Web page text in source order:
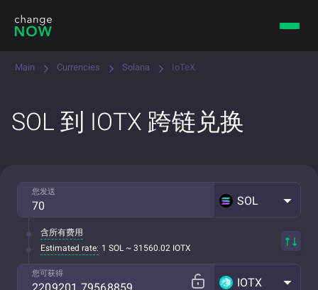
Main Currencies Solana IoTeX
SOL 到 IOTX 跨链兑换
您发送
SOL
含所有费用
Estimated rate: 1 SOL ~ 31560.02 IOTX
您可获得
IOTX